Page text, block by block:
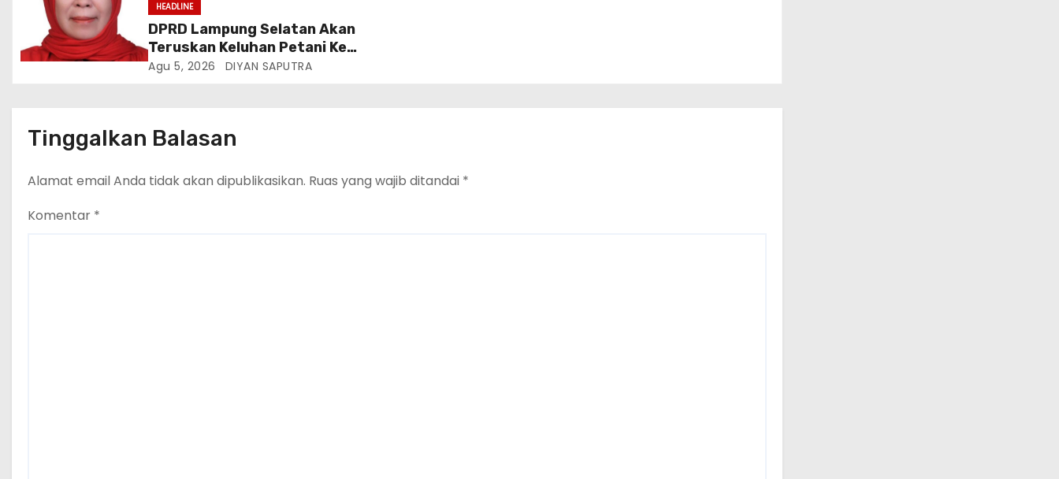
HEADLINE
DPRD Lampung Selatan Akan
Teruskan Keluhan Petani Ke
Dinas Terkait, Minta Audit
Agu 5, 2026 DIYAN SAPUTRA
Tinggalkan Balasan
Alamat email Anda tidak akan dipublikasikan. Ruas yang wajib ditandai *
Komentar *